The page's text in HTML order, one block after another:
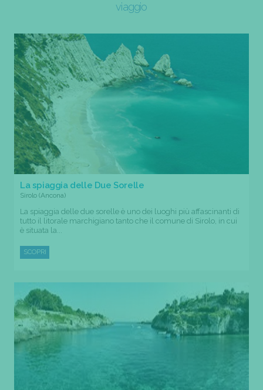
viaggio
La spiaggia delle Due Sorelle
Sirolo (Ancona)
La spiaggia delle due sorelle è uno dei luoghi più affascinanti di
tutto il litorale marchigiano tanto che il comune di Sirolo, in cui
è situata la...
SCOPRI